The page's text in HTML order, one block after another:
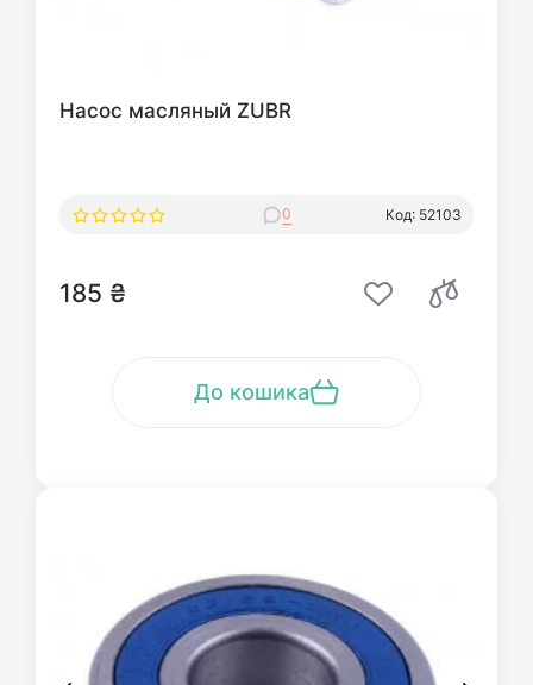
Насос масляный ZUBR
0 Код: 52103
185 ₴
До кошика